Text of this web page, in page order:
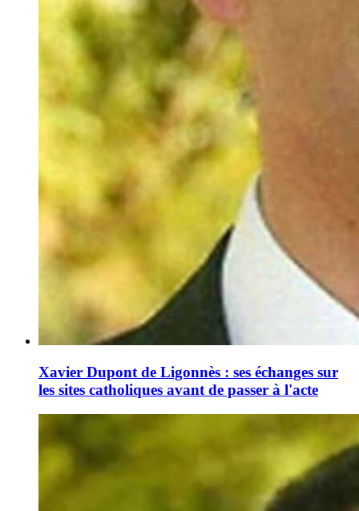
Xavier Dupont de Ligonnès : ses échanges sur
les sites catholiques avant de passer à l'acte